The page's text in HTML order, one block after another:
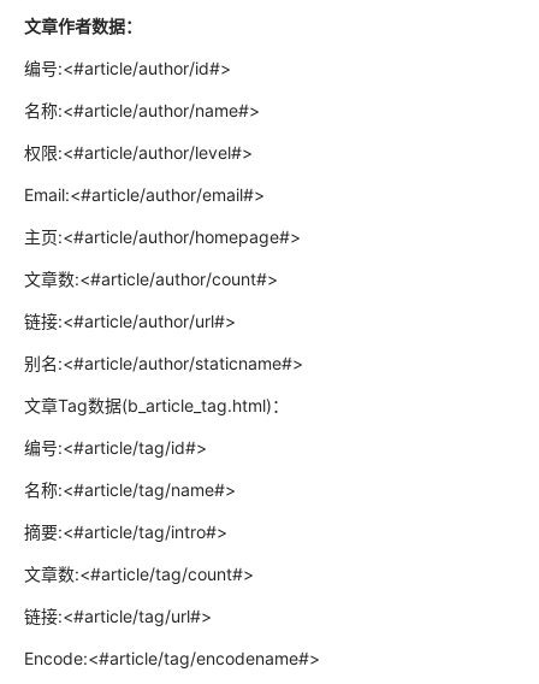
文章作者数据：
编号:<#article/author/id#>
名称:<#article/author/name#>
权限:<#article/author/level#>
Email:<#article/author/email#>
主页:<#article/author/homepage#>
文章数:<#article/author/count#>
链接:<#article/author/url#>
别名:<#article/author/staticname#>
文章Tag数据(b_article_tag.html)：
编号:<#article/tag/id#>
名称:<#article/tag/name#>
摘要:<#article/tag/intro#>
文章数:<#article/tag/count#>
链接:<#article/tag/url#>
Encode:<#article/tag/encodename#>